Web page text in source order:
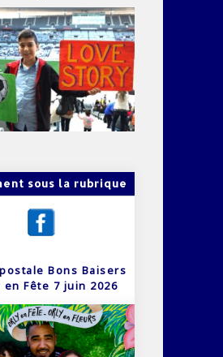
sous la rubrique
Bons Baisers
en Fête 7 juin 2026